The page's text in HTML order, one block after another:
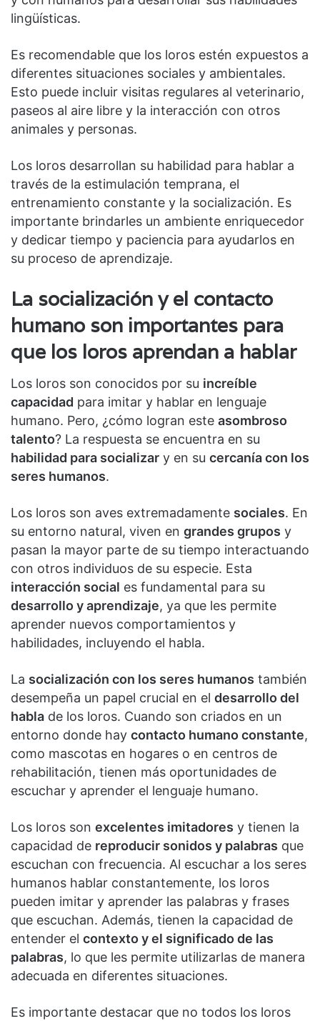
lingüísticas.
Es recomendable que los loros estén expuestos a
diferentes situaciones sociales y ambientales.
Esto puede incluir visitas regulares al veterinario,
paseos al aire libre y la interacción con otros
animales y personas.
Los loros desarrollan su habilidad para hablar a
través de la estimulación temprana, el
entrenamiento constante y la socialización. Es
importante brindarles un ambiente enriquecedor
y dedicar tiempo y paciencia para ayudarlos en
su proceso de aprendizaje.
La socialización y el contacto
humano son importantes para
que los loros aprendan a hablar
Los loros son conocidos por su increíble
capacidad para imitar y hablar en lenguaje
humano. Pero, ¿cómo logran este asombroso
talento? La respuesta se encuentra en su
habilidad para socializar y en su cercanía con los
seres humanos.
Los loros son aves extremadamente sociales. En
su entorno natural, viven en grandes grupos y
pasan la mayor parte de su tiempo interactuando
con otros individuos de su especie. Esta
interacción social es fundamental para su
desarrollo y aprendizaje, ya que les permite
aprender nuevos comportamientos y
habilidades, incluyendo el habla.
La socialización con los seres humanos también
desempeña un papel crucial en el desarrollo del
habla de los loros. Cuando son criados en un
entorno donde hay contacto humano constante,
como mascotas en hogares o en centros de
rehabilitación, tienen más oportunidades de
escuchar y aprender el lenguaje humano.
Los loros son excelentes imitadores y tienen la
capacidad de reproducir sonidos y palabras que
escuchan con frecuencia. Al escuchar a los seres
humanos hablar constantemente, los loros
pueden imitar y aprender las palabras y frases
que escuchan. Además, tienen la capacidad de
entender el contexto y el significado de las
palabras, lo que les permite utilizarlas de manera
adecuada en diferentes situaciones.
Es importante destacar que no todos los loros